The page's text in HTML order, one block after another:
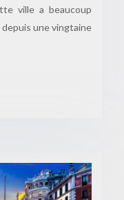
ville a beaucoup
une vingtaine